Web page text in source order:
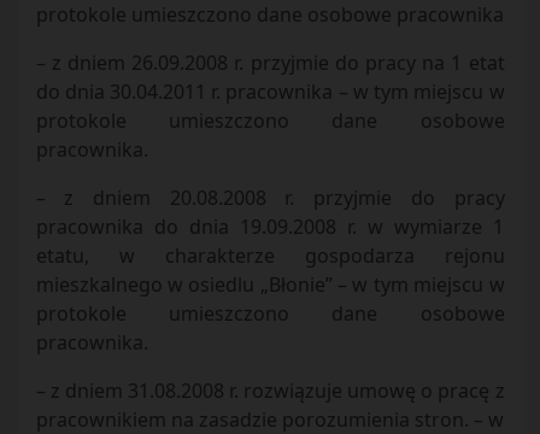
protokole umieszczono dane osobowe pracownika
– z dniem 26.09.2008 r. przyjmie do pracy na 1 etat
do dnia 30.04.2011 r. pracownika – w tym miejscu w
protokole umieszczono dane osobowe
pracownika.
– z dniem 20.08.2008 r. przyjmie do pracy
pracownika do dnia 19.09.2008 r. w wymiarze 1
etatu, w charakterze gospodarza rejonu
mieszkalnego w osiedlu „Błonie” – w tym miejscu w
protokole umieszczono dane osobowe
pracownika.
– z dniem 31.08.2008 r. rozwiązuje umowę o pracę z
pracownikiem na zasadzie porozumienia stron. – w